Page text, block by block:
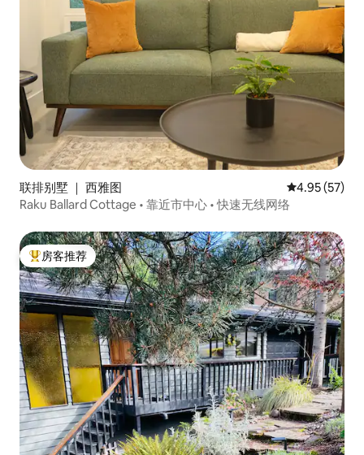
联排别墅 ｜ 西雅图 平均评分
4.95 (57)
Raku Ballard Cottage • 靠近市中心 • 快速无线网络
热门「房客推荐」
房客推荐